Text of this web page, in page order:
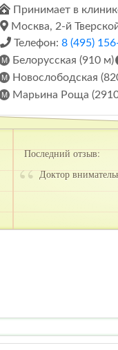
Принимает в
Москва, 2-й
Телефон: 8 (495)
Белорусская (910 м)
Новослободская
Марьина Роща
Последний отзыв:
Доктор